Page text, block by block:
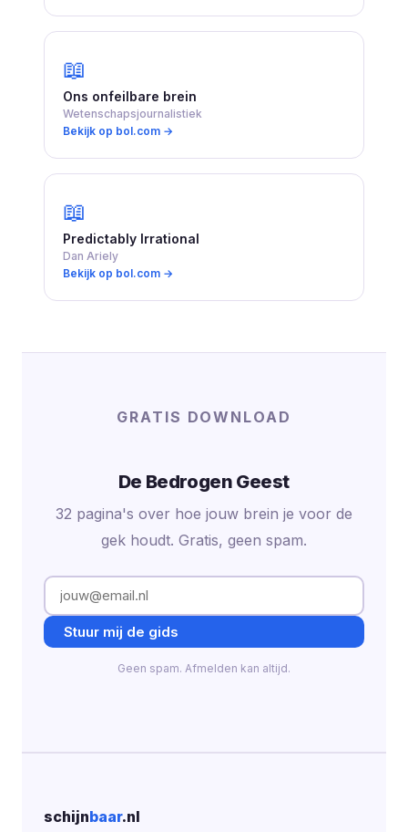
📖
Ons onfeilbare brein
Wetenschapsjournalistiek
Bekijk op bol.com →
📖
Predictably Irrational
Dan Ariely
Bekijk op bol.com →
GRATIS DOWNLOAD
De Bedrogen Geest
32 pagina's over hoe jouw brein je voor de
gek houdt. Gratis, geen spam.
Stuur mij de gids
Geen spam. Afmelden kan altijd.
schijnbaar.nl